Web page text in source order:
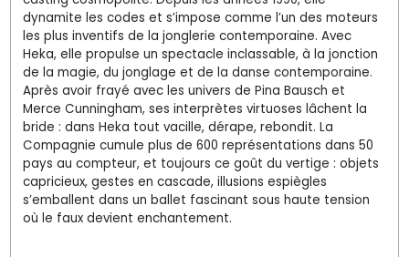
dynamite les codes et s’impose comme l’un des moteurs
les plus inventifs de la jonglerie contemporaine. Avec
Heka, elle propulse un spectacle inclassable, à la jonction
de la magie, du jonglage et de la danse contemporaine.
Après avoir frayé avec les univers de Pina Bausch et
Merce Cunningham, ses interprètes virtuoses lâchent la
bride : dans Heka tout vacille, dérape, rebondit. La
Compagnie cumule plus de 600 représentations dans 50
pays au compteur, et toujours ce goût du vertige : objets
capricieux, gestes en cascade, illusions espiègles
s’emballent dans un ballet fascinant sous haute tension
où le faux devient enchantement.